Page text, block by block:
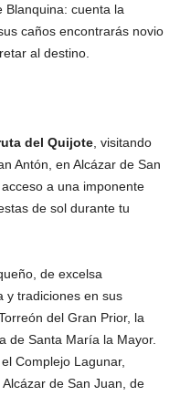
Blanquina: cuenta la
caños encontrarás novio
al destino.
del Quijote , visitando
Antón, en Alcázar de San
a una imponente
de sol durante tu
de excelsa
y tradiciones en sus
del Gran Prior, la
de Santa María la Mayor.
Complejo Lagunar,
de San Juan, de